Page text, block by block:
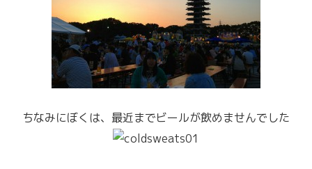
ちなみにぼくは、最近までビールが飲めませんでした